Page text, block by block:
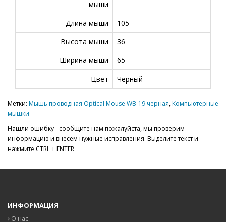
мыши
Длина мыши
105
Высота мыши
36
Ширина мыши
65
Цвет
Черный
Метки: Мышь проводная Optical Mouse WB-19 черная,Компьютерные
мышки
Нашли ошибку - сообщите нам пожалуйста, мы проверим
информацию и внесем нужные исправления. Выделите текст и
нажмите CTRL + ENTER
ИНФОРМАЦИЯ
О нас